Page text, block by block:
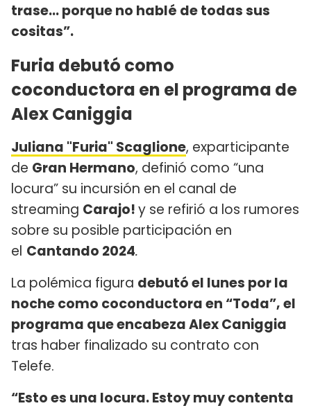
trase… porque no hablé de todas sus
cositas”.
Furia debutó como
coconductora en el programa de
Alex Caniggia
Juliana "Furia" Scaglione, exparticipante
de Gran Hermano, definió como “una
locura” su incursión en el canal de
streaming Carajo!y se refirió a los rumores
sobre su posible participación en
el Cantando 2024.
La polémica figura debutó el lunes por la
noche como coconductora en “Toda”, el
programa que encabeza Alex Caniggia
tras haber finalizado su contrato con
Telefe.
“Esto es una locura. Estoy muy contenta